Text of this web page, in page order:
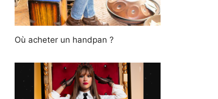
Où acheter un handpan ?